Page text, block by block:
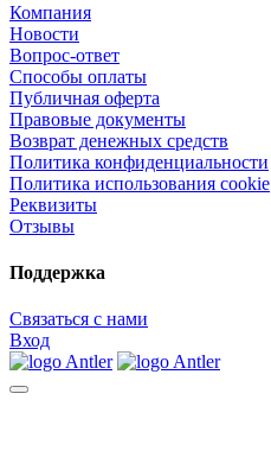
Компания
Новости
Вопрос-ответ
Способы оплаты
Публичная оферта
Правовые документы
Возврат денежных средств
Политика конфиденциальности
Политика использования cookie
Реквизиты
Отзывы
Поддержка
Связаться с нами
Вход